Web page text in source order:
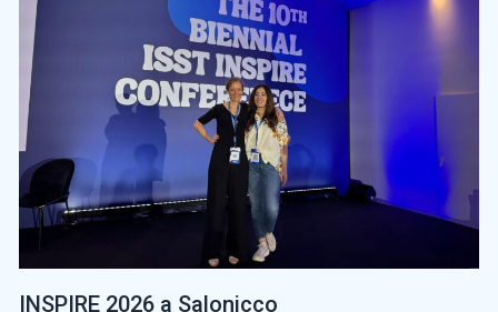
INSPIRE 2026 a Salonicco